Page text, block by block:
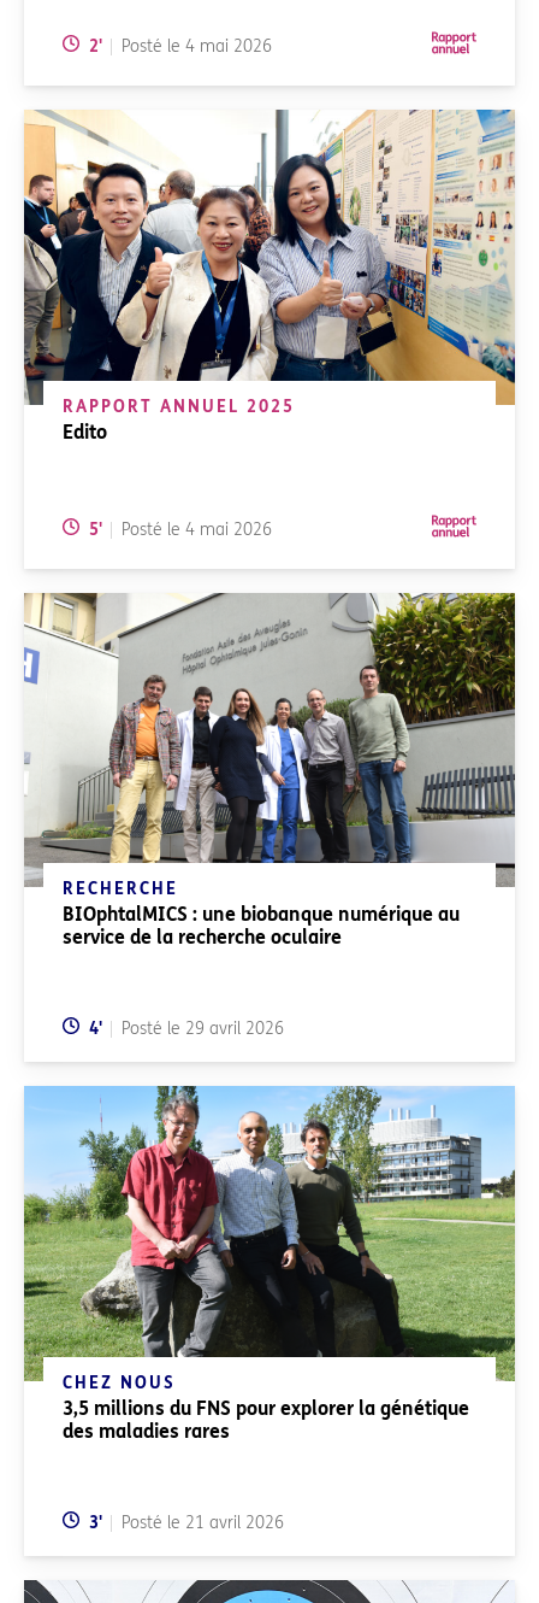
Temps de lecture:
2' Posté le 4 mai 2026
RAPPORT ANNUEL 2025
Edito
Temps de lecture:
5' Posté le 4 mai 2026
RECHERCHE
BIOphtalMICS : une biobanque numérique au
service de la recherche oculaire
Temps de lecture:
4' Posté le 29 avril 2026
CHEZ NOUS
3,5 millions du FNS pour explorer la génétique
des maladies rares
Temps de lecture:
3' Posté le 21 avril 2026